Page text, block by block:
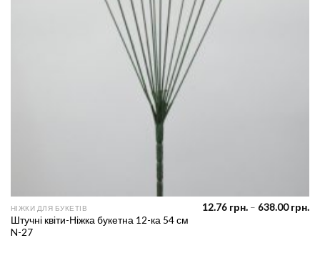
НІЖКИ ДЛЯ БУКЕТІВ
Штучні квіти-Ніжка букетна 12-ка 54 см
N-27
12.76 грн. – 638.00грн.